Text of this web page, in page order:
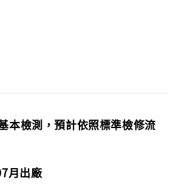
本檢測，預計依照標準檢修流
月出廠